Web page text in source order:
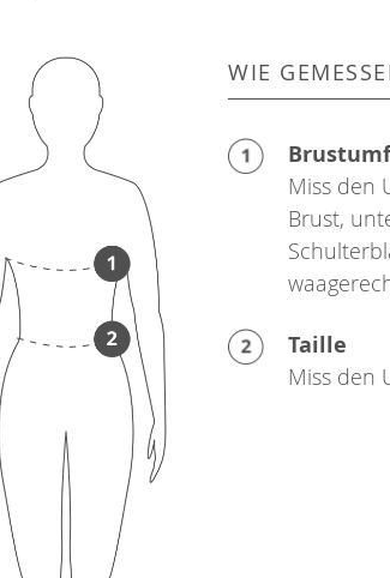
WIE
Miss den
Brust,
Taille
Miss den